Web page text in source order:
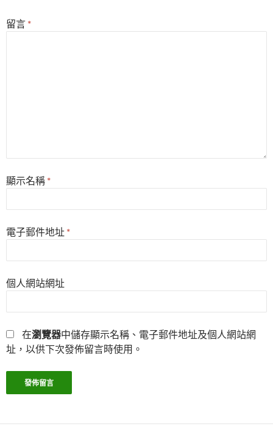
留言 *
顯示名稱 *
電子郵件地址 *
個人網站網址
在瀏覽器中儲存顯示名稱、電子郵件地址及個人網站網
址，以供下次發佈留言時使用。